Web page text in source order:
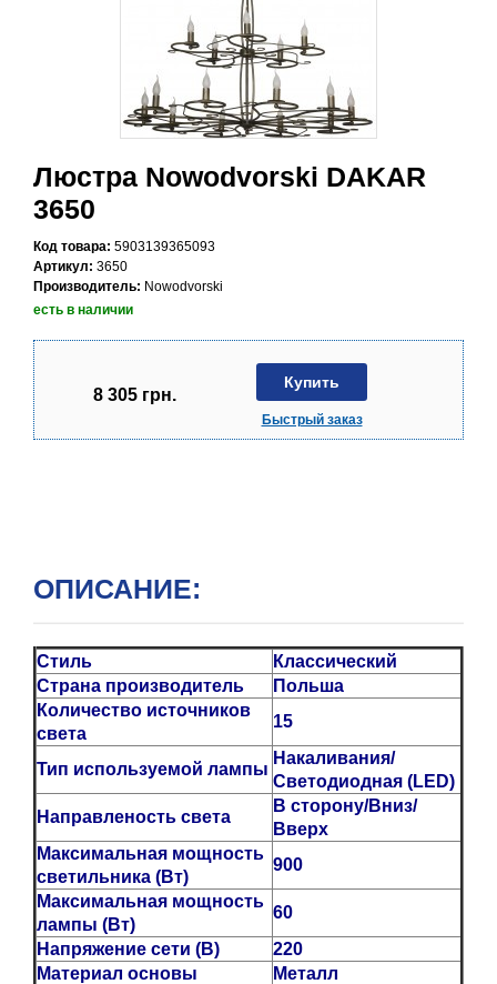
Люстра Nowodvorski DAKAR
3650
Код товара: 5903139365093
Артикул: 3650
Производитель: Nowodvorski
есть в наличии
8 305 грн.
Купить
Быстрый заказ
ОПИСАНИЕ:
Стиль
Классический
Страна производитель
Польша
Количество источников
света
15
Тип используемой лампы
Накаливания/
Светодиодная (LED)
Направленость света
В сторону/Вниз/
Вверх
Максимальная мощность
светильника (Вт)
900
Максимальная мощность
лампы (Вт)
60
Напряжение сети (В)
220
Материал основы
Металл